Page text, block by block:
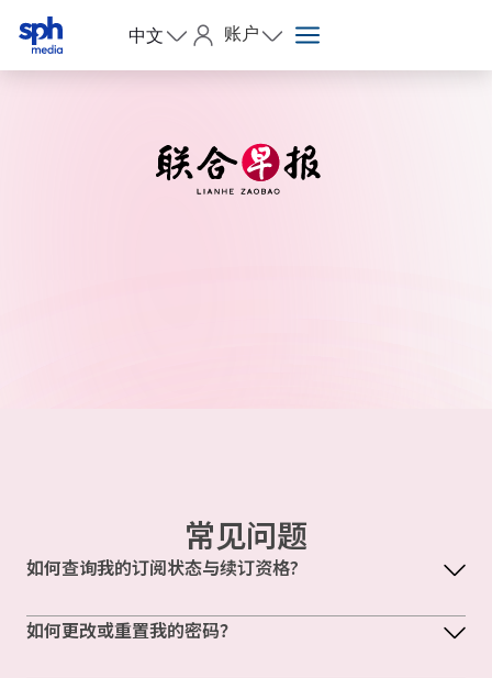
中文 账户
常见问题
如何查询我的订阅状态与续订资格?
如何更改或重置我的密码？